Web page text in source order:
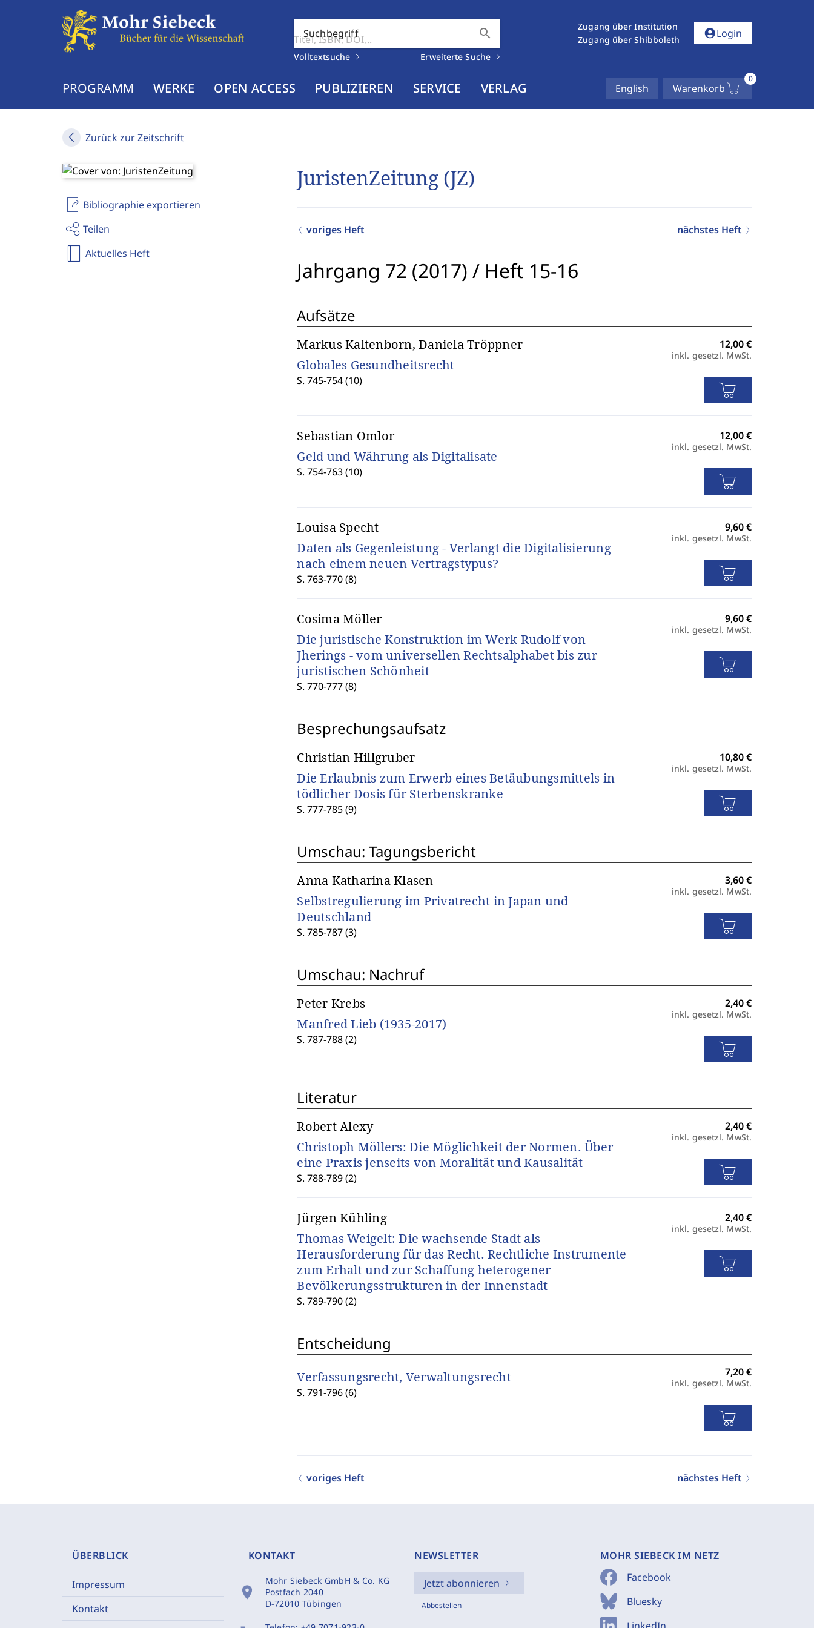
Suchbegriff search
Volltextsuche Erweiterte Suche
Zugang über Institution
Zugang über Shibboleth
account_circleLogin
PROGRAMM WERKE OPEN ACCESS PUBLIZIEREN SERVICE VERLAG English Warenkorb
0
Zurück zur Zeitschrift
Bibliographie exportieren
Teilen
Aktuelles Heft
JuristenZeitung (JZ)
voriges Heft nächstes Heft
Jahrgang 72 (2017) / Heft 15-16
Aufsätze
Markus Kaltenborn, Daniela Tröppner
Globales Gesundheitsrecht
S. 745-754 (10)
inkl. gesetzl. MwSt.
Sebastian Omlor
Geld und Währung als Digitalisate
S. 754-763 (10)
inkl. gesetzl. MwSt.
Louisa Specht
Daten als Gegenleistung - Verlangt die Digitalisierung
nach einem neuen Vertragstypus?
S. 763-770 (8)
inkl. gesetzl. MwSt.
Cosima Möller
Die juristische Konstruktion im Werk Rudolf von
Jherings - vom universellen Rechtsalphabet bis zur
juristischen Schönheit
S. 770-777 (8)
inkl. gesetzl. MwSt.
Besprechungsaufsatz
Christian Hillgruber
Die Erlaubnis zum Erwerb eines Betäubungsmittels in
tödlicher Dosis für Sterbenskranke
S. 777-785 (9)
inkl. gesetzl. MwSt.
Umschau: Tagungsbericht
Anna Katharina Klasen
Selbstregulierung im Privatrecht in Japan und
Deutschland
S. 785-787 (3)
inkl. gesetzl. MwSt.
Umschau: Nachruf
Peter Krebs
Manfred Lieb (1935-2017)
S. 787-788 (2)
inkl. gesetzl. MwSt.
Literatur
Robert Alexy
Christoph Möllers: Die Möglichkeit der Normen. Über
eine Praxis jenseits von Moralität und Kausalität
S. 788-789 (2)
inkl. gesetzl. MwSt.
Jürgen Kühling
Thomas Weigelt: Die wachsende Stadt als
Herausforderung für das Recht. Rechtliche Instrumente
zum Erhalt und zur Schaffung heterogener
Bevölkerungsstrukturen in der Innenstadt
S. 789-790 (2)
inkl. gesetzl. MwSt.
Entscheidung
Verfassungsrecht, Verwaltungsrecht
S. 791-796 (6)
inkl. gesetzl. MwSt.
voriges Heft nächstes Heft
ÜBERBLICK
Impressum
Kontakt
KONTAKT
location_on
Mohr Siebeck GmbH & Co. KG
Postfach 2040
D-72010 Tübingen
NEWSLETTER
Jetzt abonnieren
Abbestellen
MOHR SIEBECK IM NETZ
Facebook
Bluesky